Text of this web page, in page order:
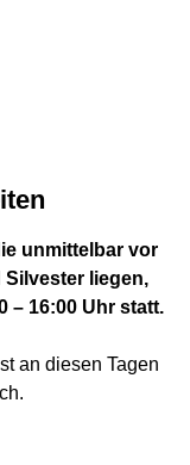
unmittelbar vor
Silvester liegen,
– 16:00 Uhr statt.
an diesen Tagen